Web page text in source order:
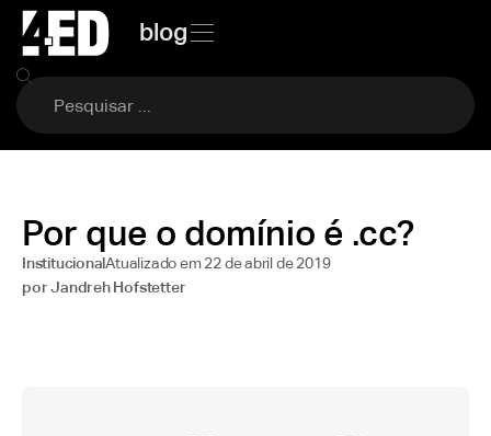
blog
Por que o domínio é .cc?
InstitucionalAtualizado em22 de abril de 2019
porJandreh Hofstetter